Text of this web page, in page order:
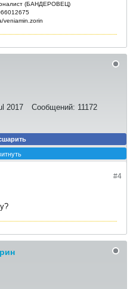
(БАНДЕРОВЕЦ)
veniamin.zorin
2017 Сообщений: 11172
#4